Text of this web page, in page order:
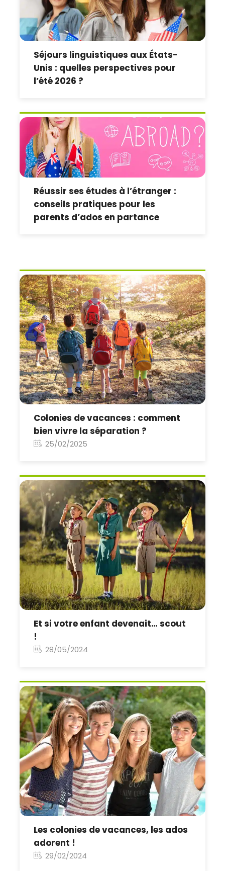
Séjours linguistiques aux États-
Unis : quelles perspectives pour
l’été 2026 ?
Réussir ses études à l’étranger :
conseils pratiques pour les
parents d’ados en partance
Colonies de vacances : comment
bien vivre la séparation ?
25/02/2025
Et si votre enfant devenait… scout
!
28/05/2024
Les colonies de vacances, les ados
adorent !
29/02/2024